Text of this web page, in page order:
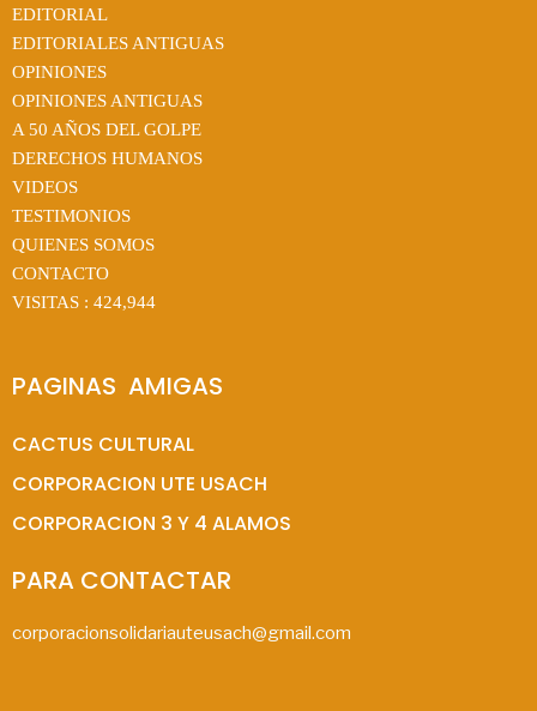
EDITORIAL
EDITORIALES ANTIGUAS
OPINIONES
OPINIONES ANTIGUAS
A 50 AÑOS DEL GOLPE
DERECHOS HUMANOS
VIDEOS
TESTIMONIOS
QUIENES SOMOS
CONTACTO
VISITAS : 424,944
PAGINAS  AMIGAS
CACTUS CULTURAL
CORPORACION UTE USACH
CORPORACION 3 Y 4 ALAMOS
PARA CONTACTAR
corporacionsolidariauteusach@gmail.com